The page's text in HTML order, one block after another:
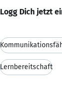
Logg Dich jetzt
Lernbereitschaft